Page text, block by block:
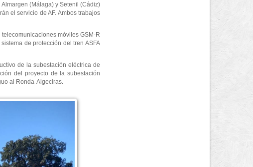
(Málaga) y Setenil (Cádiz)
el servicio de AF. Ambos trabajos
móviles GSM-R
de protección del tren ASFA
de la subestación eléctrica de
del proyecto de la subestación
al Ronda-Algeciras.